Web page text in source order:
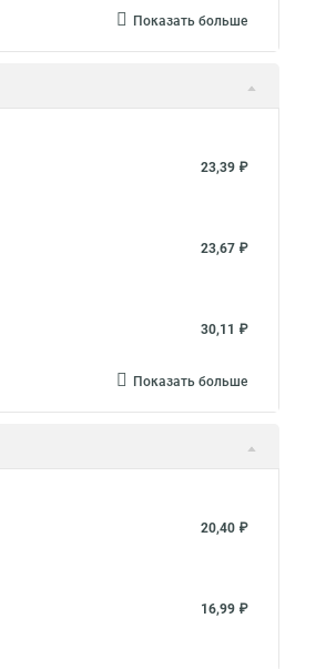
Показать больше
23,39 ₽
23,67 ₽
30,11 ₽
Показать больше
20,40 ₽
16,99 ₽